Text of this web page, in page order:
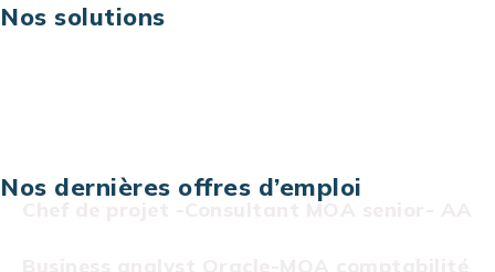
Nos solutions
Nos dernières offres d’emploi
Chef de projet -Consultant MOA senior- AA